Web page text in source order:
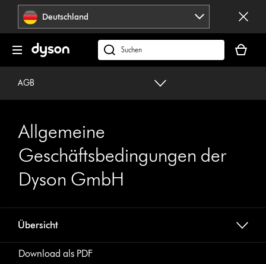
Navigation
überspringenDeutschland
dyson.de
durchsuchen
ist
AGB
Allgemeine
Geschäftsbedingungen der
Dyson GmbH
Übersicht
Download als PDF